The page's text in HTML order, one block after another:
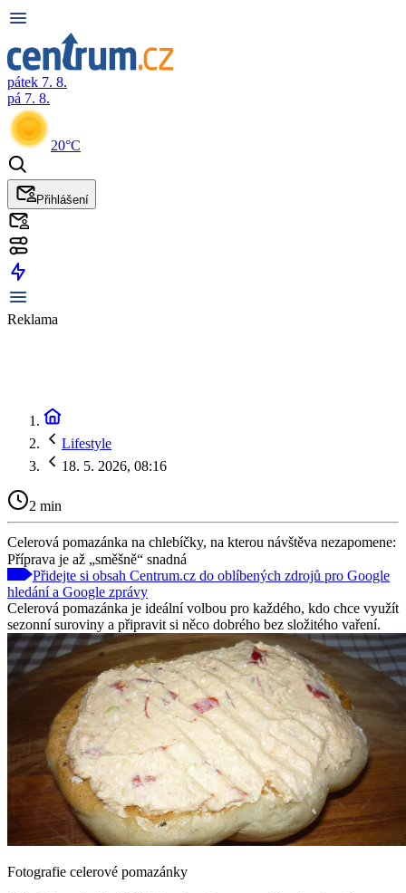
pátek 7. 8.
pá 7. 8.
20°C
Přihlášení
Reklama
Lifestyle
18. 5. 2026, 08:16
2 min
Celerová pomazánka na chlebíčky, na kterou návštěva nezapomene:
Příprava je až „směšně“ snadná
Přidejte si obsah Centrum.cz do oblíbených zdrojů pro Google
hledání a Google zprávy
Celerová pomazánka je ideální volbou pro každého, kdo chce využít
sezonní suroviny a připravit si něco dobrého bez složitého vaření.
Fotografie celerové pomazánky